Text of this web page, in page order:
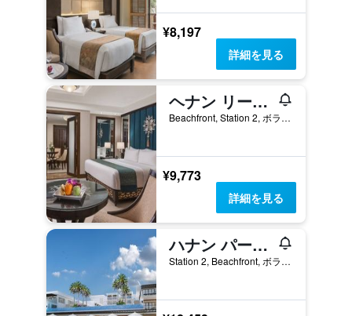
¥8,197
詳細を見る
ヘナン リージェンシー リゾート＆スパ
Beachfront, Station 2, ボラカイ島, フィリピン
¥9,773
詳細を見る
ハナン パーム ビーチ リゾート
Station 2, Beachfront, ボラカイ島, フィリピン